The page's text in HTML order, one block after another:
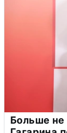
Больше не